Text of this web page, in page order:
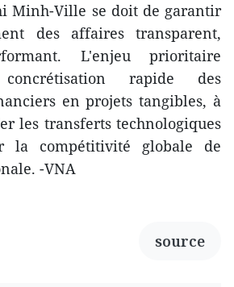
Minh-Ville se doit de garantir
des affaires transparent,
L'enjeu prioritaire
rapide des
en projets tangibles, à
les transferts technologiques
la compétitivité globale de
-VNA
source